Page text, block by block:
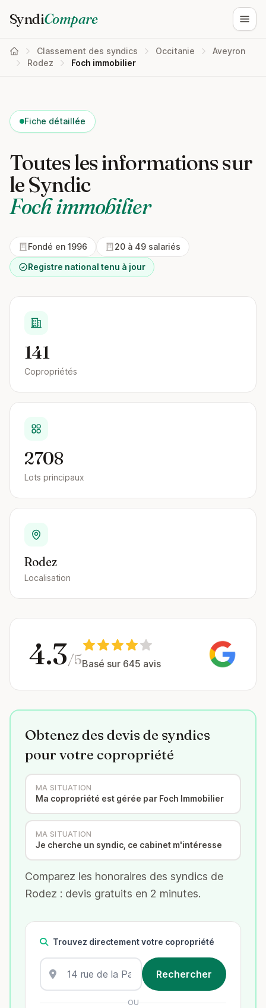
SyndiCompare
Classement des syndics Occitanie
Aveyron
Rodez
Foch immobilier
Fiche détaillée
Toutes les informations sur
le Syndic
Foch immobilier
Fondé en 1996
20 à 49 salariés
Registre national tenu à jour
141
Copropriétés
2708
Lots principaux
Rodez
Localisation
4.3/5Basé sur 645 avis
Obtenez des devis de syndics
pour votre copropriété
MA SITUATION
Ma copropriété est gérée par Foch Immobilier
MA SITUATION
Je cherche un syndic, ce cabinet m'intéresse
Comparez les honoraires des syndics de
Rodez : devis gratuits en 2 minutes.
Trouvez directement votre copropriété
OU